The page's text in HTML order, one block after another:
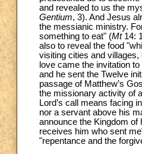
and revealed to us the
Gentium, 3). And Jesus
the messianic ministry.
something to eat" (Mt14:
also to reveal the food
visiting cities and
love came the invitation
and he sent the Twelve
passage of Matthew’s
the missionary activity of
Lord’s call means facing
nor a servant above his
announce the Kingdom
receives him who sent
"repentance and the